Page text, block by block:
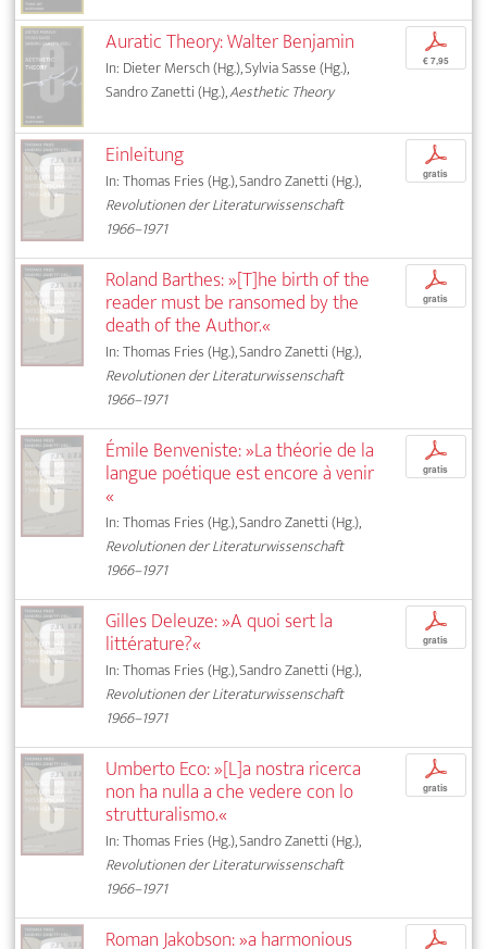
Auratic Theory: Walter Benjamin
In: Dieter Mersch (Hg.), Sylvia Sasse (Hg.),
Sandro Zanetti (Hg.),Aesthetic Theory
p
€ 7,95
Einleitung
In: Thomas Fries (Hg.), Sandro Zanetti (Hg.),
Revolutionen der Literaturwissenschaft
1966–1971
p
gratis
Roland Barthes: »[T]he birth of the
reader must be ransomed by the
death of the Author.«
In: Thomas Fries (Hg.), Sandro Zanetti (Hg.),
Revolutionen der Literaturwissenschaft
1966–1971
p
gratis
Émile Benveniste: »La théorie de la
langue poétique est encore à venir
«
In: Thomas Fries (Hg.), Sandro Zanetti (Hg.),
Revolutionen der Literaturwissenschaft
1966–1971
p
gratis
Gilles Deleuze: »A quoi sert la
littérature?«
In: Thomas Fries (Hg.), Sandro Zanetti (Hg.),
Revolutionen der Literaturwissenschaft
1966–1971
p
gratis
Umberto Eco: »[L]a nostra ricerca
non ha nulla a che vedere con lo
strutturalismo.«
In: Thomas Fries (Hg.), Sandro Zanetti (Hg.),
Revolutionen der Literaturwissenschaft
1966–1971
p
gratis
Roman Jakobson: »a harmonious p